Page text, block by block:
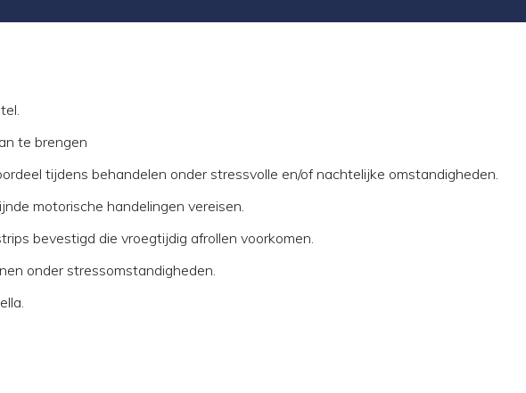
te brengen
tijdens behandelen onder stressvolle en/of nachtelijke omstandigheden.
motorische handelingen vereisen.
bevestigd die vroegtijdig afrollen voorkomen.
onder stressomstandigheden.